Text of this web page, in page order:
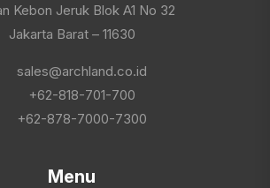
Kebon Jeruk Blok A1 No 32
Jakarta Barat – 11630
sales@archland.co.id
+62-818-701-700
+62-878-7000-7300
Menu